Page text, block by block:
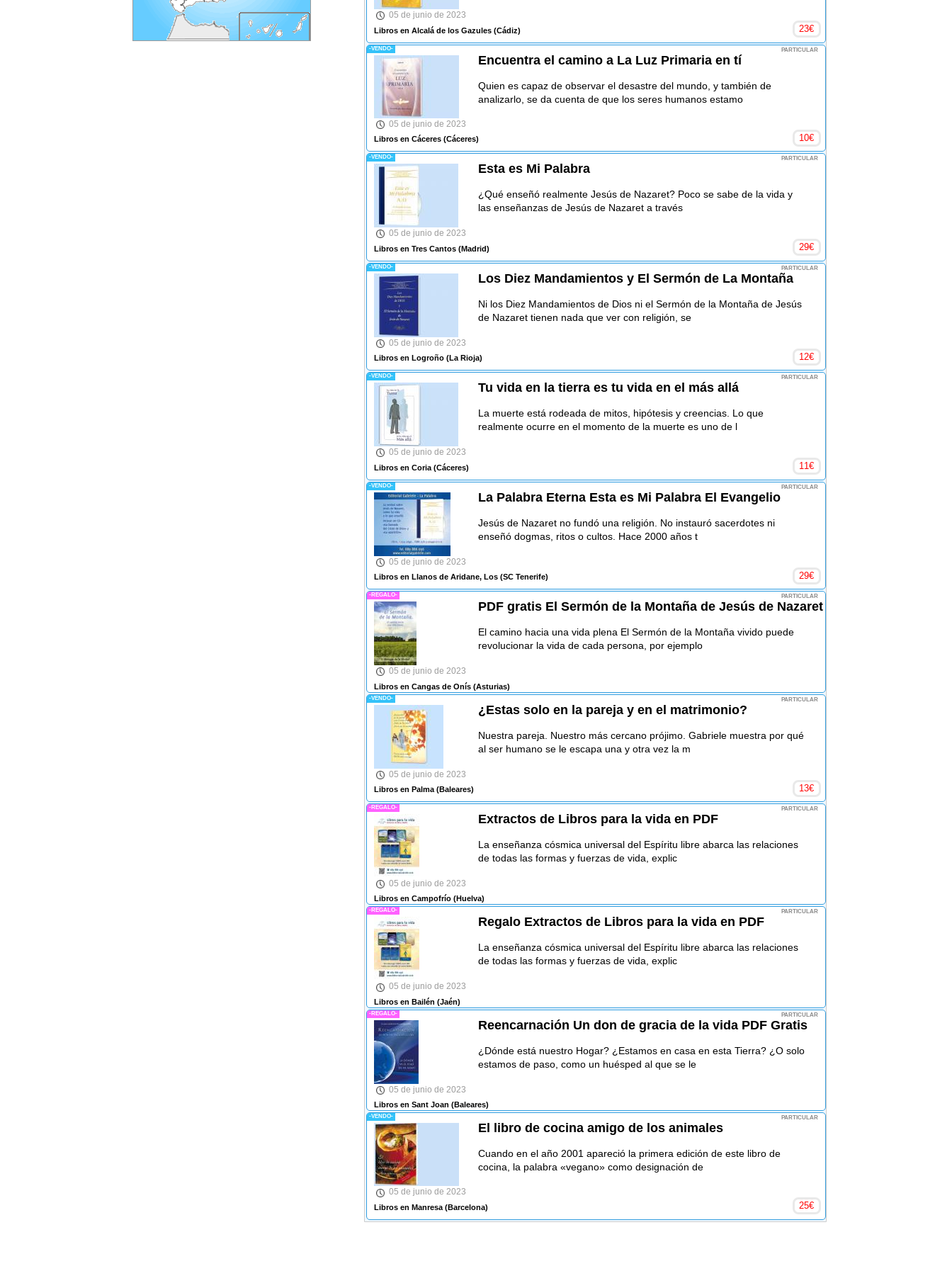
05 de junio de 2023
Libros en Alcalá de los Gazules(Cádiz) 23€
-VENDO- PARTICULAR
Encuentra el camino a La Luz Primaria en tí
Quien es capaz de observar el desastre del mundo, y también de
analizarlo, se da cuenta de que los seres humanos estamo
05 de junio de 2023
Libros en Cáceres(Cáceres) 10€
-VENDO- PARTICULAR
Esta es Mi Palabra
¿Qué enseñó realmente Jesús de Nazaret? Poco se sabe de la vida y
las enseñanzas de Jesús de Nazaret a través
05 de junio de 2023
Libros en Tres Cantos(Madrid) 29€
-VENDO- PARTICULAR
Los Diez Mandamientos y El Sermón de La Montaña
Ni los Diez Mandamientos de Dios ni el Sermón de la Montaña de Jesús
de Nazaret tienen nada que ver con religión, se
05 de junio de 2023
Libros en Logroño(La Rioja) 12€
-VENDO- PARTICULAR
Tu vida en la tierra es tu vida en el más allá
La muerte está rodeada de mitos, hipótesis y creencias. Lo que
realmente ocurre en el momento de la muerte es uno de l
05 de junio de 2023
Libros en Coria(Cáceres) 11€
-VENDO- PARTICULAR
La Palabra Eterna Esta es Mi Palabra El Evangelio
Jesús de Nazaret no fundó una religión. No instauró sacerdotes ni
enseñó dogmas, ritos o cultos. Hace 2000 años t
05 de junio de 2023
Libros en Llanos de Aridane, Los(SC Tenerife) 29€
-REGALO- PARTICULAR
PDF gratis El Sermón de la Montaña de Jesús de Nazaret
El camino hacia una vida plena El Sermón de la Montaña vivido puede
revolucionar la vida de cada persona, por ejemplo
05 de junio de 2023
Libros en Cangas de Onís(Asturias)
-VENDO- PARTICULAR
¿Estas solo en la pareja y en el matrimonio?
Nuestra pareja. Nuestro más cercano prójimo. Gabriele muestra por qué
al ser humano se le escapa una y otra vez la m
05 de junio de 2023
Libros en Palma(Baleares) 13€
-REGALO- PARTICULAR
Extractos de Libros para la vida en PDF
La enseñanza cósmica universal del Espíritu libre abarca las relaciones
de todas las formas y fuerzas de vida, explic
05 de junio de 2023
Libros en Campofrío(Huelva)
-REGALO- PARTICULAR
Regalo Extractos de Libros para la vida en PDF
La enseñanza cósmica universal del Espíritu libre abarca las relaciones
de todas las formas y fuerzas de vida, explic
05 de junio de 2023
Libros en Bailén (Jaén)
-REGALO- PARTICULAR
Reencarnación Un don de gracia de la vida PDF Gratis
¿Dónde está nuestro Hogar? ¿Estamos en casa en esta Tierra? ¿O solo
estamos de paso, como un huésped al que se le
05 de junio de 2023
Libros en Sant Joan (Baleares)
-VENDO- PARTICULAR
El libro de cocina amigo de los animales
Cuando en el año 2001 apareció la primera edición de este libro de
cocina, la palabra «vegano» como designación de
05 de junio de 2023
Libros en Manresa(Barcelona) 25€